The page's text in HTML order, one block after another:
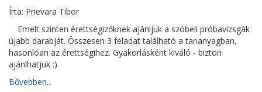
Írta: Prievara Tibor
Emelt szinten érettségizőknek ajánljuk a szóbeli próbavizsgák
újabb darabját. Összesen 3 feladat található a tananyagban,
hasonlóan az érettségihez. Gyakorlásként kiváló - bizton
ajánlhatjuk :)
Bővebben...